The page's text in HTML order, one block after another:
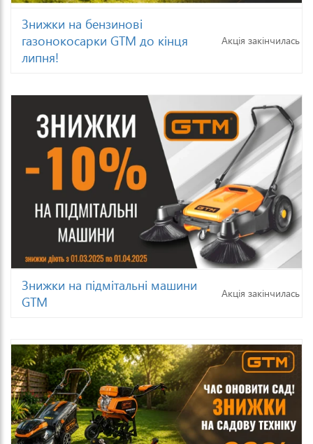
Знижки на бензинові
газонокосарки GTM до кінця
липня!
Акція закінчилась
Знижки на підмітальні машини
GTM
Акція закінчилась